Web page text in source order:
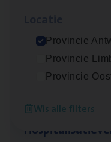
Provincie
Provincie
Provincie
Wis alle filters
Insurance Operations
Beveren
Cus­to­mer Care